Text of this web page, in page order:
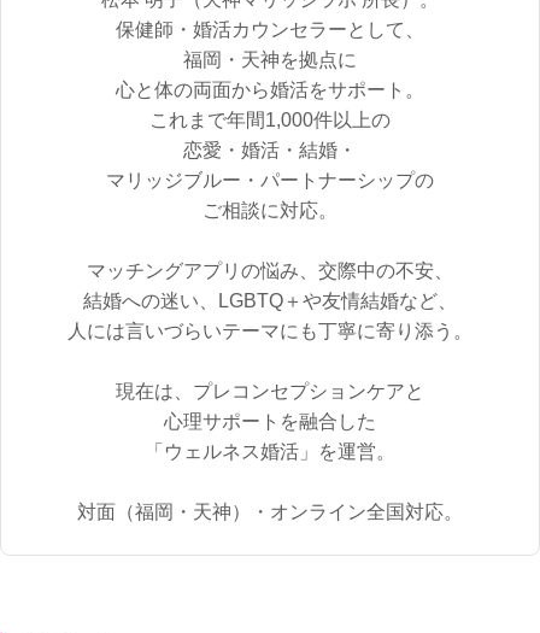
保健師・婚活カウンセラーとして、
福岡・天神を拠点に
心と体の両面から婚活をサポート。
これまで年間1,000件以上の
恋愛・婚活・結婚・
マリッジブルー・パートナーシップの
ご相談に対応。
マッチングアプリの悩み、交際中の不安、
結婚への迷い、LGBTQ＋や友情結婚など、
人には言いづらいテーマにも丁寧に寄り添う。
現在は、プレコンセプションケアと
心理サポートを融合した
「ウェルネス婚活」を運営。
対面（福岡・天神）・オンライン全国対応。